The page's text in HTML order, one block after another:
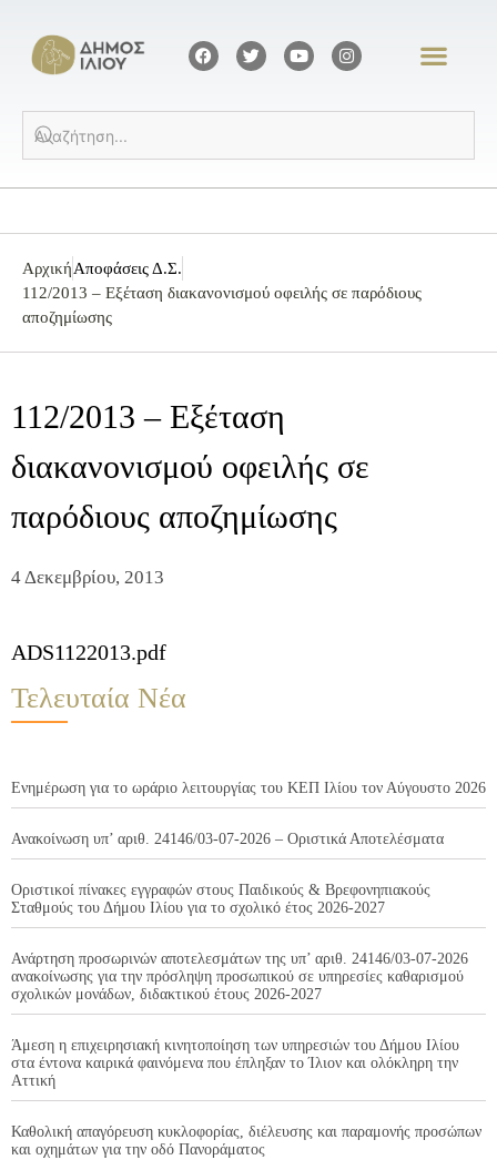
ΑρχικήΑποφάσεις Δ.Σ.
112/2013 – Εξέταση διακανονισμού οφειλής σε παρόδιους
αποζημίωσης
112/2013 – Εξέταση
διακανονισμού οφειλής σε
παρόδιους αποζημίωσης
4 Δεκεμβρίου, 2013
ADS1122013.pdf
Τελευταία Νέα
Ενημέρωση για το ωράριο λειτουργίας του ΚΕΠ Ιλίου τον Αύγουστο 2026
Ανακοίνωση υπ’ αριθ. 24146/03-07-2026 – Οριστικά Αποτελέσματα
Οριστικοί πίνακες εγγραφών στους Παιδικούς & Βρεφονηπιακούς
Σταθμούς του Δήμου Ιλίου για το σχολικό έτος 2026-2027
Ανάρτηση προσωρινών αποτελεσμάτων της υπ’ αριθ. 24146/03-07-2026
ανακοίνωσης για την πρόσληψη προσωπικού σε υπηρεσίες καθαρισμού
σχολικών μονάδων, διδακτικού έτους 2026-2027
Άμεση η επιχειρησιακή κινητοποίηση των υπηρεσιών του Δήμου Ιλίου
στα έντονα καιρικά φαινόμενα που έπληξαν το Ίλιον και ολόκληρη την
Αττική
Καθολική απαγόρευση κυκλοφορίας, διέλευσης και παραμονής προσώπων
και οχημάτων για την οδό Πανοράματος